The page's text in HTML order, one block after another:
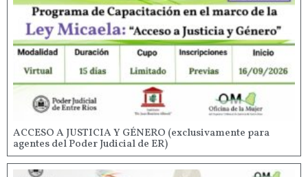
ACCESO A JUSTICIA Y GÉNERO (exclusivamente para
agentes del Poder Judicial de ER)